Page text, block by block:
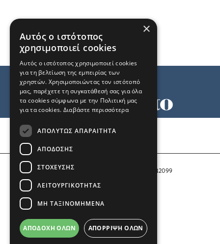
Αριθμός Πιστοποίησης Μ.Η.Τ. 242099
COPYRIGHT © 2026 Το Μανιφέστο
×
Αυτός ο ιστότοπος
χρησιμοποιεί cookies
Αυτός ο ιστότοπος χρησιμοποιεί cookies
για τη βελτίωση της εμπειρίας των
χρηστών. Χρησιμοποιώντας τον ιστότοπό
μας, παρέχετε τη συγκατάθεσή σας για όλα
τα cookies σύμφωνα με την Πολιτική μας
για τα cookies. Διαβάστε περισσότερα
ΑΠΟΛΎΤΩΣ ΑΠΑΡΑΊΤΗΤΑ
ΑΠΌΔΟΣΗΣ
ΣΤΌΧΕΥΣΗΣ
ΛΕΙΤΟΥΡΓΙΚΌΤΗΤΑΣ
ΜΗ ΤΑΞΙΝΟΜΗΜΈΝΑ
ΑΠΟΔΟΧΉ ΌΛΩΝ ΑΠΌΡΡΙΨΗ ΌΛΩΝ